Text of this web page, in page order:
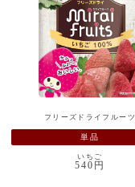
フリーズドライフルーツ
単品
いちご
540円